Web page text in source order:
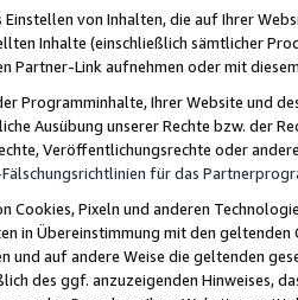
Einstellen von Inhalten, die auf Ihrer
Inhalte (einschließlich sämtlicher
Partner-Link aufnehmen oder mit
Programminhalte, Ihrer Website und
Ausübung unserer Rechte bzw. der
Veröffentlichungsrechte oder
für das
Cookies, Pixeln und anderen
in Übereinstimmung mit den
und auf andere Weise die geltenden
des ggf. anzuzeigenden Hinweises,